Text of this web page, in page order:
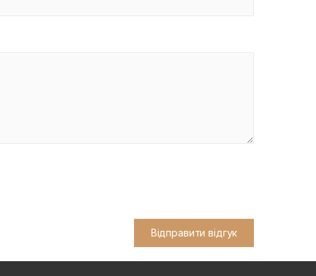
Відправити відгук